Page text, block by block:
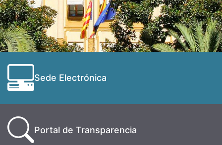
Sede Electrónica
Portal de Transparencia